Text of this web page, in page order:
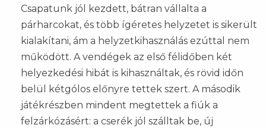
Csapatunk jól kezdett, bátran vállalta a
párharcokat, és több ígéretes helyzetet is sikerült
kialakítani, ám a helyzetkihasználás ezúttal nem
működött. A vendégek az első félidőben két
helyezkedési hibát is kihasználtak, és rövid időn
belül kétgólos előnyre tettek szert. A második
játékrészben mindent megtettek a fiúk a
felzárkózásért: a cserék jól szálltak be, új